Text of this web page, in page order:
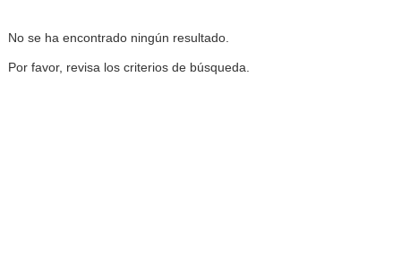
No se ha encontrado ningún resultado.
Por favor, revisa los criterios de búsqueda.